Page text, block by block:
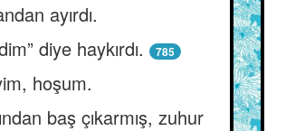
ayırdı.
diye haykırdı.
785
hoşum.
baş çıkarmış, zuhur